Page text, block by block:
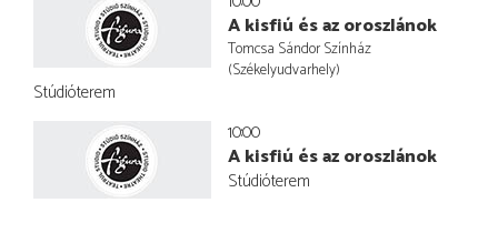
A kisfiú és az oroszlánok
Tomcsa Sándor Színház
(Székelyudvarhely)
Stúdióterem
10:00
A kisfiú és az oroszlánok
Stúdióterem